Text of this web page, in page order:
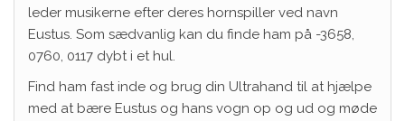
leder musikerne efter deres hornspiller ved navn
Eustus. Som sædvanlig kan du finde ham på -3658,
0760, 0117 dybt i et hul.
Find ham fast inde og brug din Ultrahand til at hjælpe
med at bære Eustus og hans vogn op og ud og møde